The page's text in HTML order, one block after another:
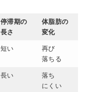
停滞期の
長さ
体脂肪の
変化
短い
再び
落ちる
長い
落ち
にくい